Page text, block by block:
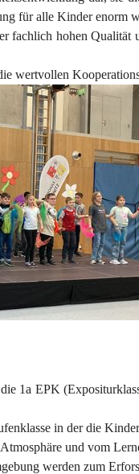
für alle Kinder enorm
fachlich hohen
wertvollen
1a EPK
in der die
und vom
werden zum